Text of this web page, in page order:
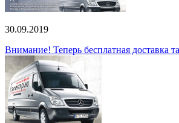
30.09.2019
Внимание! Теперь бесплатная